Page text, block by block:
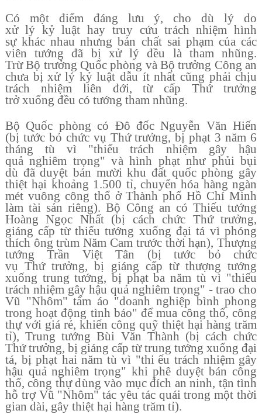
Có một điểm đáng lưuý, cho dù lý do
xửlýkỷluật hay truy cứu trách nhiệm hình
sựkhác nhau nhưng bản chất sai phạm của các
viên tướngđã bịxửlý đều làtham nhũng.
TrừBộ trưởng Quốc phòng vàBộ trưởng Công an
chưa bịxửlýkỷluật dẫu ít nhất cũng phải chịu
trách nhiệm liên đới, từcấp Thứtrưởng
trởxuống đều có tướng tham nhũng.
Bộ Quốc phòng có Đô đốc Nguyễn Văn Hiến
(bịtước bỏ chức vụ Thứtrưởng, bị phạt 3 năm 6
tháng tù vì "thiếu trách nhiệm gây hậu
quảnghiêm trọng" vàhình phạt nhưphủi bụi
dù đãduyệt bán mười khuđất quốc phòng gây
thiệt hại khoảng 1.500 tỉ, chuyển hóa hàng ngàn
mét vuông công thổ ởThành phố Hồ Chí Minh
làm tài sản riêng). Bộ Công an có Thiếu tướng
Hoàng Ngọc Nhất (bị cách chức Thứtrưởng,
giáng cấp từthiếu tướng xuốngđại tá vìphóng
thích ông trùm Năm Cam trước thời hạn), Thượng
tướng Trần Việt Tân (bịtước bỏ chức
vụ Thứtrưởng, bị giáng cấp từthượng tướng
xuống trung tướng, bị phạt ba năm tù vì "thiếu
trách nhiệm gây hậu quả nghiêm trọng" - trao cho
Vũ "Nhôm"tấm áo "doanh nghiệp bình phong
trong hoạtđộng tình báo" để mua công thổ, công
thựvới giárẻ, khiến công quỹ thiệt hại hàng trăm
tỉ), Trung tướng Bùi Văn Thành (bịcách chức
Thứtrưởng, bịgiáng cấp từtrung tướng xuốngđại
tá, bịphạt hai năm tù vì "thi ếu trách nhiệm gây
hậu quảnghiêm trọng" khi phê duyệt bán công
thổ, công thựdùng vào mụcđích an ninh, tận tình
hỗ trợVũ "Nhôm" tác yêu tác quái trong một thời
gian dài, gây thiệt hại hàng trăm tỉ).